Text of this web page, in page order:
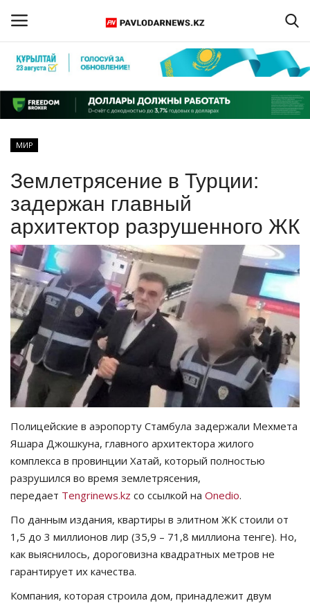
Регистрация
Главная
ПАВЛОДАРСКАЯ ОБЛАСТЬ
КАЗАХСТАН
МИР
СПЕЦПРОЕКТЫ
СПОРТ
Чек-лист
РАЗВЛЕЧЕНИЯ
OFFICIAL
Курултай
Қазақша Русский
МИР
Землетрясение в Турции:
задержан главный
архитектор разрушенного ЖК
Полицейские в аэропорту Стамбула задержали Мехмета
Яшара Джошкуна, главного архитектора жилого
комплекса в провинции Хатай, который полностью
разрушился во время землетрясения,
передает Tengrinews.kz со ссылкой на Onedio.
По данным издания, квартиры в элитном ЖК стоили от
1,5 до 3 миллионов лир (35,9 – 71,8 миллиона тенге). Но,
как выяснилось, дороговизна квадратных метров не
гарантирует их качества.
Компания, которая строила дом, принадлежит двум